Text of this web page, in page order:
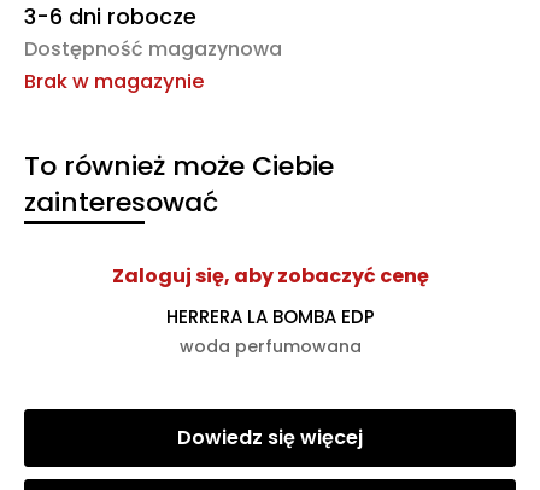
3-6 dni robocze
Dostępność magazynowa
Brak w magazynie
To również może Ciebie
zainteresować
Zaloguj się, aby zobaczyć cenę
HERRERA LA BOMBA EDP
woda perfumowana
Dowiedz się więcej